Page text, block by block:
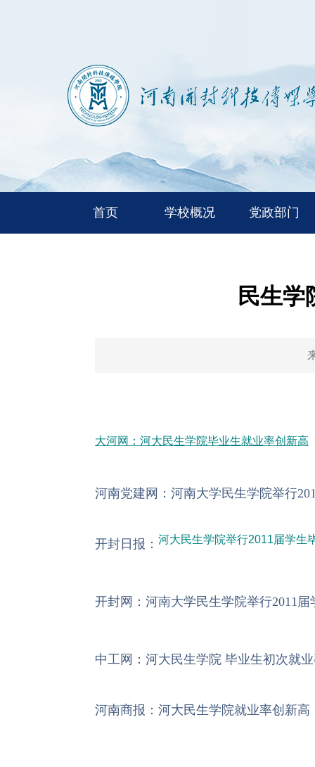
首页 学校概况 党政部门
民生学
大河网：河大民生学院毕业生就业率创新高
河南党建网：河南大学民生学院举行
开封日报： 河大民生学院举行2011届学生
开封网：河南大学民生学院举行2011
中工网：河大民生学院 毕业生初次就
河南商报：河大民生学院就业率创新高